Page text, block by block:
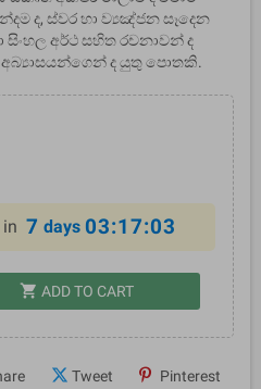
ද, ස්වර හා ව්‍යඤ්ජන සෑදෙන
සිංහල අර්ථ සහිත රචනාවන් ද
ද යුතු පොතකි.
7 days 03:17:02
shopping_cart ADD TO CART
Tweet Pinterest